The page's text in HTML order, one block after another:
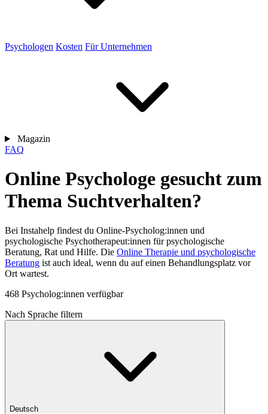
Psychologen Kosten Für Unternehmen
Magazin
FAQ
Online Psychologe gesucht zum
Thema Suchtverhalten?
Bei Instahelp findest du Online-Psycholog:innen und
psychologische Psychotherapeut:innen für psychologische
Beratung, Rat und Hilfe. Die Online Therapie und psychologische
Beratung ist auch ideal, wenn du auf einen Behandlungsplatz vor
Ort wartest.
468 Psycholog:innen verfügbar
Nach Sprache filtern
Deutsch